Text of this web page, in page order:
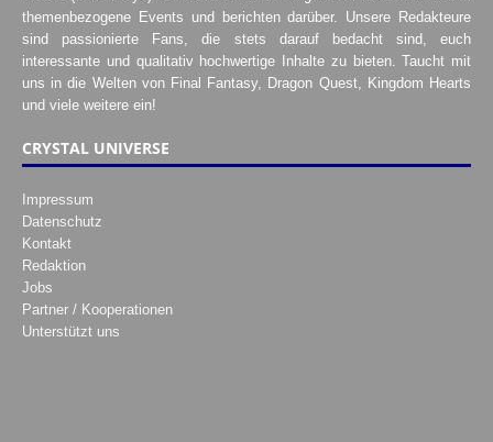
themenbezogene Events und berichten darüber. Unsere Redakteure
sind passionierte Fans, die stets darauf bedacht sind, euch
interessante und qualitativ hochwertige Inhalte zu bieten. Taucht mit
uns in die Welten von Final Fantasy, Dragon Quest, Kingdom Hearts
und viele weitere ein!
CRYSTAL UNIVERSE
Impressum
Datenschutz
Kontakt
Redaktion
Jobs
Partner / Kooperationen
Unterstützt uns